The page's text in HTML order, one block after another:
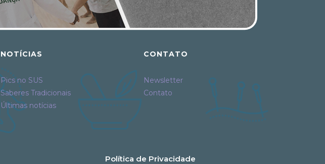
NOTÍCIAS
Pics no SUS
Saberes Tradicionais
Últimas notícias
CONTATO
Newsletter
Contato
Política de Privacidade